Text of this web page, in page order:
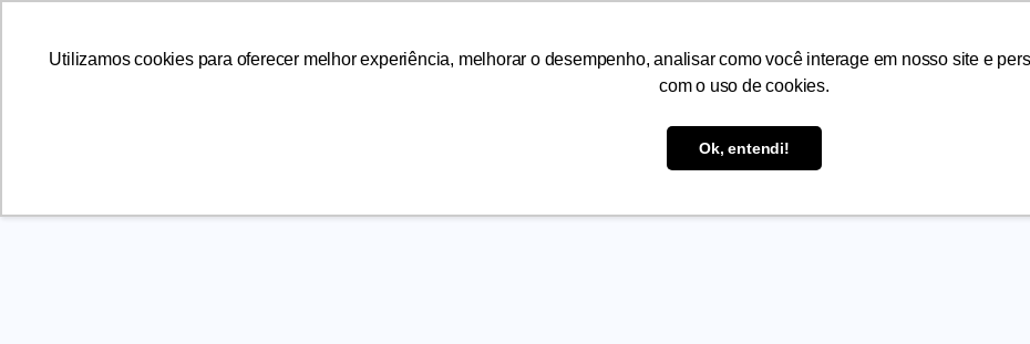
Utilizamos cookies para oferecer melhor experiência, melhorar o desempenho, analisar como você interage em nosso site e
com o uso de cookies.
Ok, entendi!